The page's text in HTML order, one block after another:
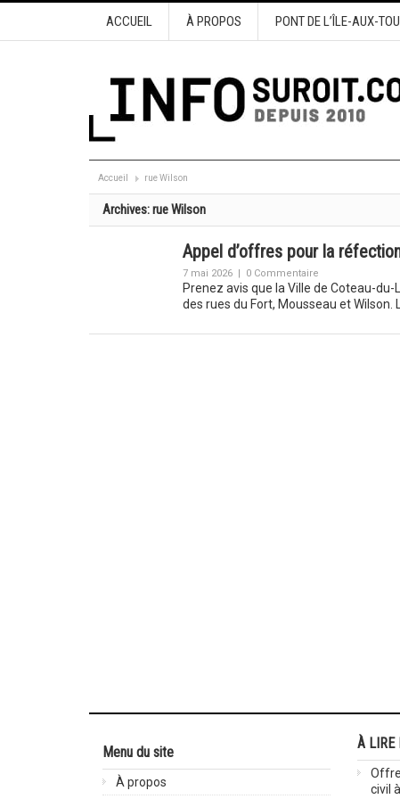
ACCUEIL À PROPOS PONT DE L’ÎLE-AUX-
Accueil rue Wilson
Archives:rue Wilson
Appel d’offres pour la
7 mai 2026 | 0 Commentaire
Prenez avis que la Ville de Coteau-
des rues du Fort, Mousseau et Wilson.
Menu du site
À propos
À LIRE
civil